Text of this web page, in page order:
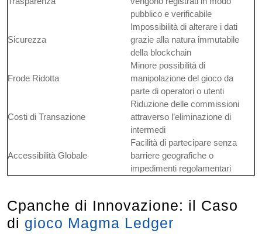
pubblico e verificabile
Sicurezza
Impossibilità di alterare i dati
grazie alla natura immutabile
della blockchain
Frode Ridotta
Minore possibilità di
manipolazione del gioco da
parte di operatori o utenti
Costi di Transazione
Riduzione delle commissioni
attraverso l’eliminazione di
intermedi
Accessibilità Globale
Facilità di partecipare senza
barriere geografiche o
impedimenti regolamentari
Cpanche di Innovazione: il Caso
di gioco Magma Ledger